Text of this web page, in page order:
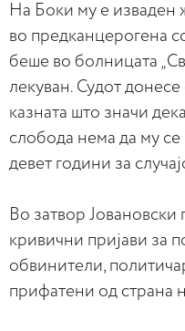
На Боки му е изваден
во предканцерогена
беше во болницата
лекуван. Судот
казната што значи
слобода нема да му се
девет години за
Во затвор
кривични пријави за
обвинители,
прифатени од страна